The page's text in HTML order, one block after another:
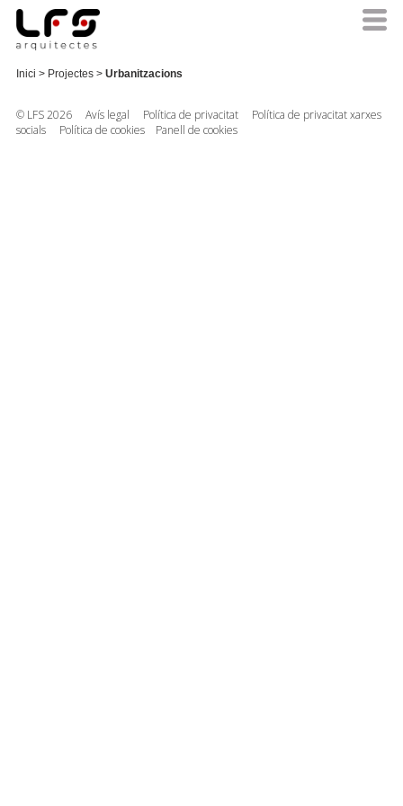
Inici > Projectes >Urbanitzacions
© LFS 2026 Avís legal Política de privacitat
Política de privacitat xarxes
socials
Política de cookies Panell de cookies